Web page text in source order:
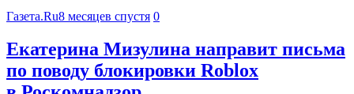
Газета.Ru8 месяцев спустя 0
Екатерина Мизулина направит письма
по поводу блокировки Roblox